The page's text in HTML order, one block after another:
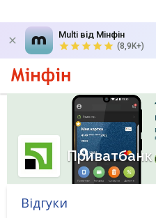
Multi від Мінфін
(8,9K+)
Приватбанк
Відгуки